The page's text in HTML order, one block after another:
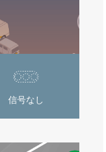
信号なし